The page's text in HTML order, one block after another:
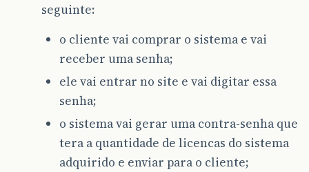
seguinte:
o cliente vai comprar o sistema e vai
receber uma senha;
ele vai entrar no site e vai digitar essa
senha;
o sistema vai gerar uma contra-senha que
tera a quantidade de licencas do sistema
adquirido e enviar para o cliente;